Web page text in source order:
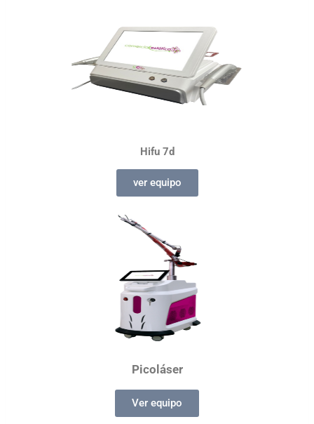
Hifu 7d
ver equipo
Picoláser
Ver equipo